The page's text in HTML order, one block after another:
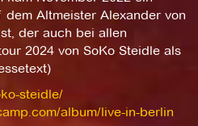
Altmeister Alexander von
der auch bei allen
2024 von SoKo Steidle als
steidle/
album/live-in-berlin